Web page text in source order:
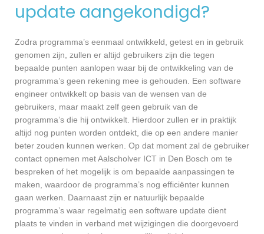
update aangekondigd?
Zodra programma’s eenmaal ontwikkeld, getest en in gebruik
genomen zijn, zullen er altijd gebruikers zijn die tegen
bepaalde punten aanlopen waar bij de ontwikkeling van de
programma’s geen rekening mee is gehouden. Een software
engineer ontwikkelt op basis van de wensen van de
gebruikers, maar maakt zelf geen gebruik van de
programma’s die hij ontwikkelt. Hierdoor zullen er in praktijk
altijd nog punten worden ontdekt, die op een andere manier
beter zouden kunnen werken. Op dat moment zal de gebruiker
contact opnemen met Aalscholver ICT in Den Bosch om te
bespreken of het mogelijk is om bepaalde aanpassingen te
maken, waardoor de programma’s nog efficiënter kunnen
gaan werken. Daarnaast zijn er natuurlijk bepaalde
programma’s waar regelmatig een software update dient
plaats te vinden in verband met wijzigingen die doorgevoerd